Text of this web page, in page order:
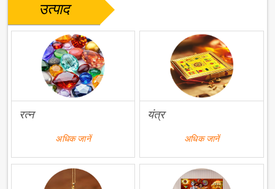
उत्पाद
रत्न
अधिक जानें
यंत्र
अधिक जानें